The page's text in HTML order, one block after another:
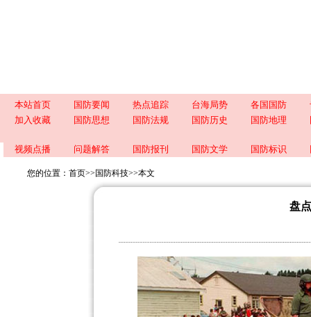
本站首页 国防要闻 热点追踪 台海局势 各国国防
加入收藏
国防思想 国防法规 国防历史 国防地理
视频点播 问题解答 国防报刊 国防文学 国防标识
您的位置： 首页>> 国防科技>>本文
盘